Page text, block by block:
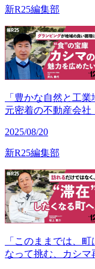
新R25編集部
「豊かな自然と工
元密着の不動産会社
2025/08/20
新R25編集部
「このままでは、
なって挑む、カシマ